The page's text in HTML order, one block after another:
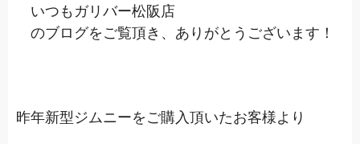
いつもガリバー松阪店
のブログをご覧頂き、ありがとうございます！
昨年新型ジムニーをご購入頂いたお客様より